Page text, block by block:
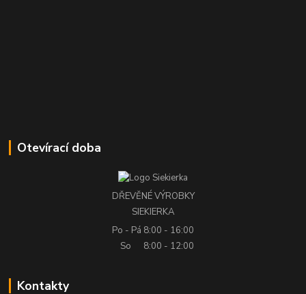
Otevírací doba
DŘEVĚNÉ VÝROBKY
SIEKIERKA
Po - Pá 8:00 - 16:00
So
8:00 - 12:00
Kontakty